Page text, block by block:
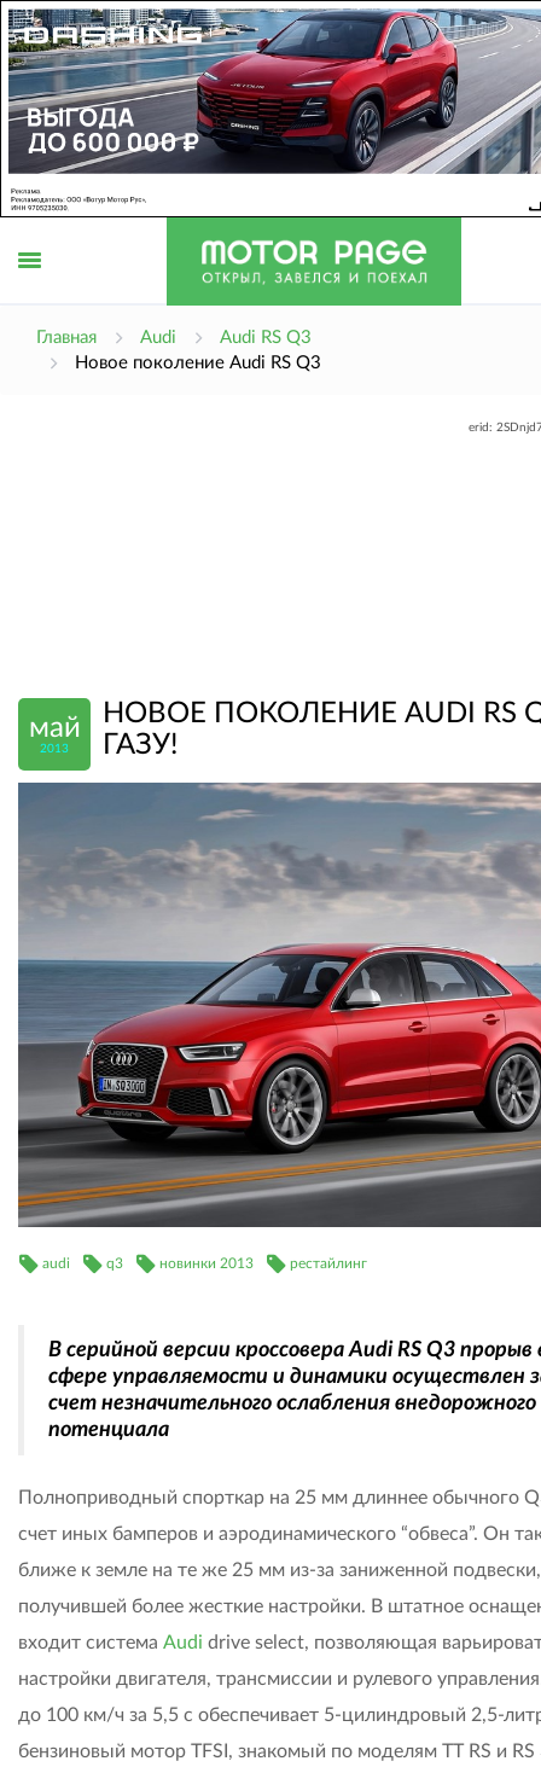
Главная Audi
Audi RS Q3
Новое поколение Audi RS Q3
erid:
май
2013
НОВОЕ ПОКОЛЕНИЕ AUDI RS
ГАЗУ!
audi q3 новинки 2013 рестайлинг
В серийной версии кроссовера Audi RS Q3 прорыв
сфере управляемости и динамики осуществлен
счет незначительного ослабления внедорожного
потенциала
Полноприводный спорткар на 25 мм длиннее обычного
счет иных бамперов и аэродинамического “обвеса”. Он
ближе к земле на те же 25 мм из-за заниженной подвески,
получившей более жесткие настройки. В штатное
входит система Audi drive select, позволяющая
настройки двигателя, трансмиссии и рулевого
до 100 км/ч за 5,5 с обеспечивает 5-цилиндровый 2,5-
бензиновый мотор TFSI, знакомый по моделям TT RS и RS